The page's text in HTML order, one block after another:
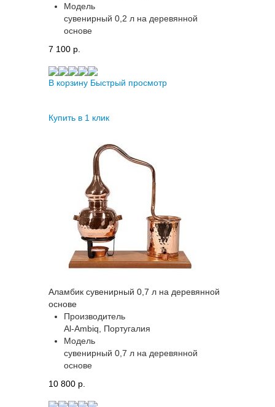
Модель
сувенирный 0,2 л на деревянной
основе
7 100 p.
В корзину Быстрый просмотр
Купить в 1 клик
Аламбик сувенирный 0,7 л на деревянной
основе
Производитель
Al-Ambiq, Португалия
Модель
сувенирный 0,7 л на деревянной
основе
10 800 p.